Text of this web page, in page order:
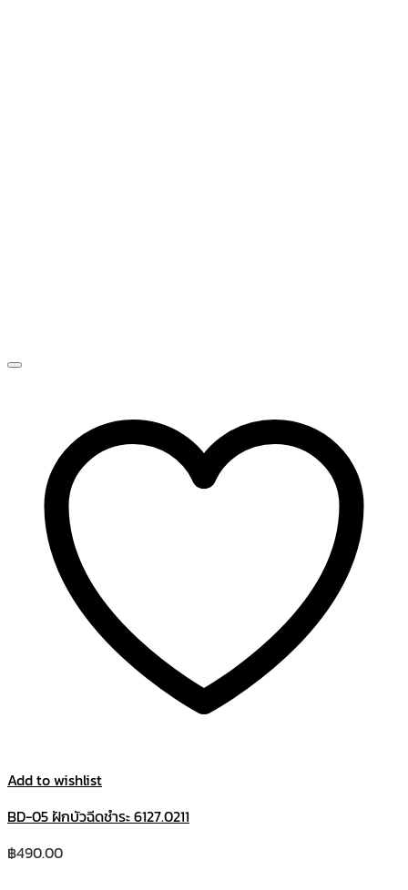
Add to wishlist
BD-05 ฝักบัวฉีดชำระ 6127.0211
฿490.00